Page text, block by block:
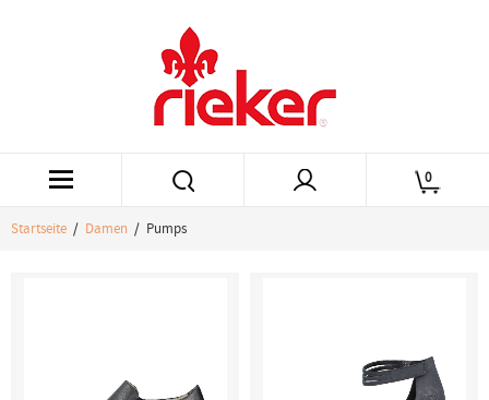
0
Startseite / Damen / Pumps